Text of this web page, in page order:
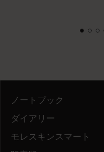
ノートブック
ダイアリー
モレスキンスマート